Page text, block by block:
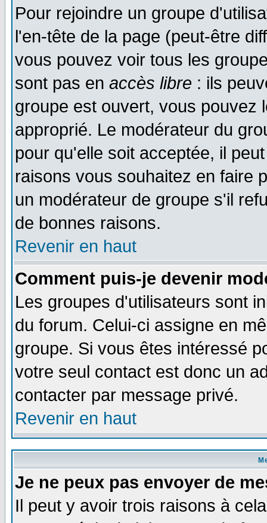
Pour rejoindre un groupe
l'en-tête de la page (peut-être
vous pouvez voir tous les
sont pas en accès libre : ils
groupe est ouvert, vous pouvez
approprié. Le modérateur du
pour qu'elle soit acceptée, il
raisons vous souhaitez en faire
un modérateur de groupe s'il
de bonnes raisons.
Revenir en haut
Comment puis-je devenir
Les groupes d'utilisateurs sont
du forum. Celui-ci assigne en
groupe. Si vous êtes intéressé
votre seul contact est donc un
contacter par message privé.
Revenir en haut
Je ne peux pas envoyer de
Il peut y avoir trois raisons à